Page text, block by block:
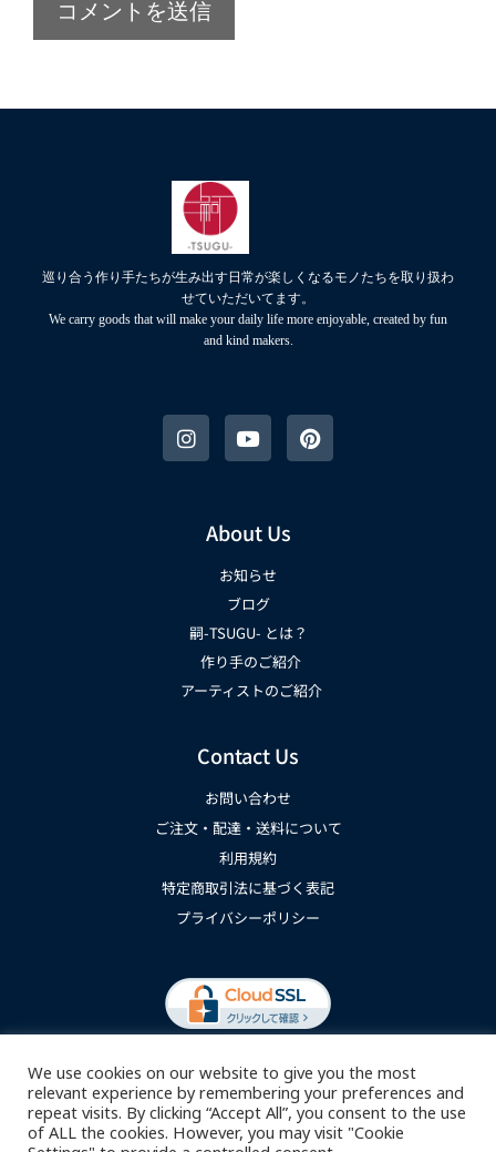
巡り合う作り手たちが生み出す日常が楽しくなるモノたちを取り扱わ
せていただいてます。
We carry goods that will make your daily life more enjoyable, created by fun
and kind makers.
About Us
お知らせ
ブログ
嗣-TSUGU- とは？
作り手のご紹介
アーティストのご紹介
Contact Us
お問い合わせ
ご注文・配達・送料について
利用規約
特定商取引法に基づく表記
プライバシーポリシー
We use cookies on our website to give you the most
relevant experience by remembering your preferences and
repeat visits. By clicking “Accept All”, you consent to the use
of ALL the cookies. However, you may visit "Cookie